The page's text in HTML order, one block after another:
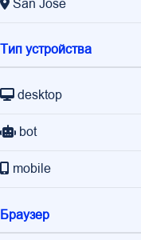
San Jose
Тип устройства
desktop
bot
mobile
Браузер